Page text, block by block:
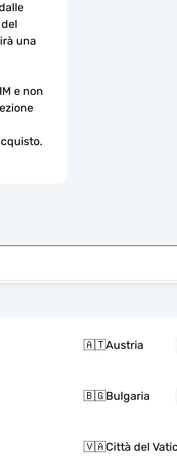
una
e non
🇦🇹Austria
🇧🇬Bulgaria
🇻🇦Città del